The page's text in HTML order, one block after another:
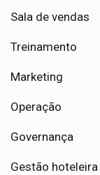
Sala de vendas
Treinamento
Marketing
Operação
Governança
Gestão hoteleira